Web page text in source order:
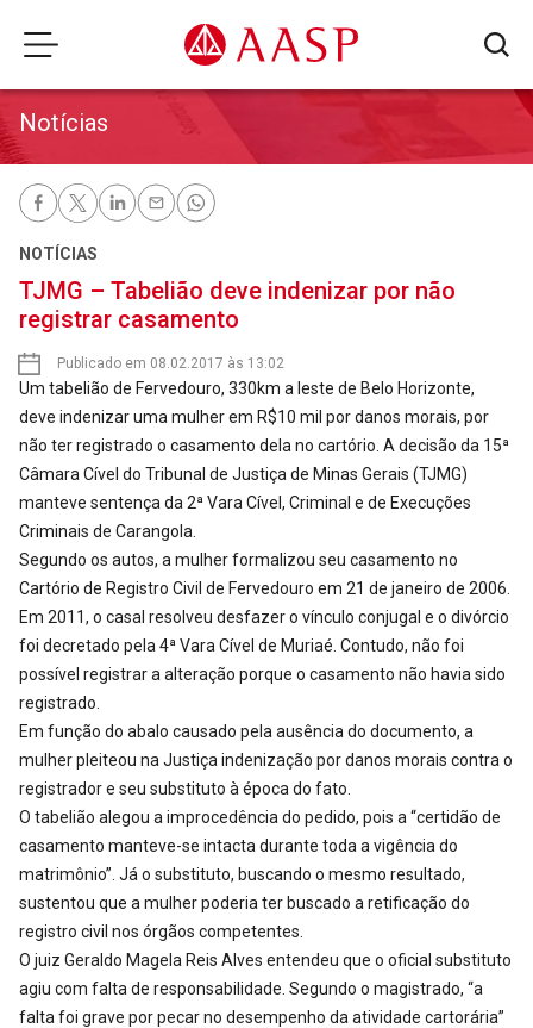
Notícias
NOTÍCIAS
TJMG – Tabelião deve indenizar por não
registrar casamento
Publicado em 08.02.2017 às 13:02
Um tabelião de Fervedouro, 330km a leste de Belo Horizonte,
deve indenizar uma mulher em R$10 mil por danos morais, por
não ter registrado o casamento dela no cartório. A decisão da 15ª
Câmara Cível do Tribunal de Justiça de Minas Gerais (TJMG)
manteve sentença da 2ª Vara Cível, Criminal e de Execuções
Criminais de Carangola.
Segundo os autos, a mulher formalizou seu casamento no
Cartório de Registro Civil de Fervedouro em 21 de janeiro de 2006.
Em 2011, o casal resolveu desfazer o vínculo conjugal e o divórcio
foi decretado pela 4ª Vara Cível de Muriaé. Contudo, não foi
possível registrar a alteração porque o casamento não havia sido
registrado.
Em função do abalo causado pela ausência do documento, a
mulher pleiteou na Justiça indenização por danos morais contra o
registrador e seu substituto à época do fato.
O tabelião alegou a improcedência do pedido, pois a “certidão de
casamento manteve-se intacta durante toda a vigência do
matrimônio”. Já o substituto, buscando o mesmo resultado,
sustentou que a mulher poderia ter buscado a retificação do
registro civil nos órgãos competentes.
O juiz Geraldo Magela Reis Alves entendeu que o oficial substituto
agiu com falta de responsabilidade. Segundo o magistrado, “a
falta foi grave por pecar no desempenho da atividade cartorária”